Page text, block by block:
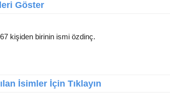
Göster
kişiden birinin ismi özdinç.
İsimler İçin Tıklayın